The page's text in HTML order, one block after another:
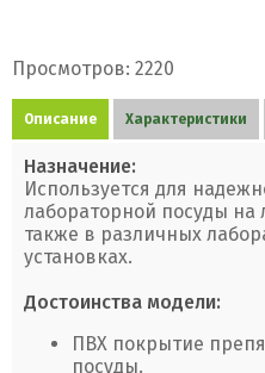
Просмотров: 2220
Описание Характеристики
Назначение:
Используется для
лабораторной посуды на
также в различных
установках.
Достоинства модели:
ПВХ покрытие
посуды.